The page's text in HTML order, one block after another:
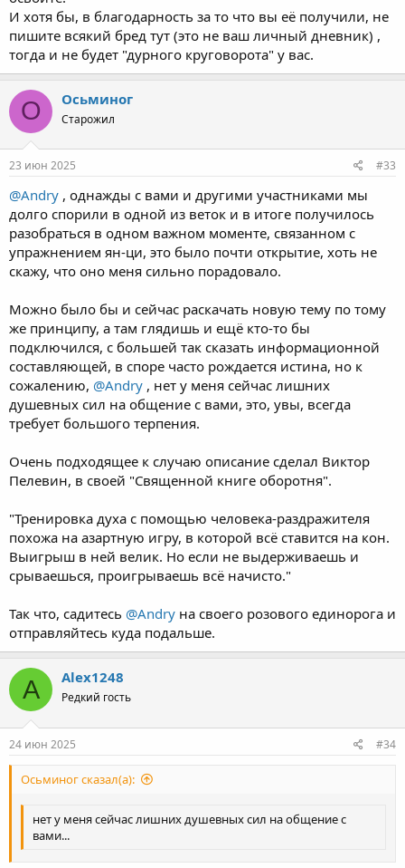
И хотя бы, в благодарность за то что вы её получили, не
пишите всякий бред тут (это не ваш личный дневник) ,
тогда и не будет "дурного круговорота" у вас.
О Осьминог
Старожил
23 июн 2025 #33
@Andry , однажды с вами и другими участниками мы
долго спорили в одной из веток и в итоге получилось
разобраться в одном важном моменте, связанном с
упражнением ян-ци, это было почти открытие, хоть не
скажу, что оно меня сильно порадовало.
Можно было бы и сейчас раскачать новую тему по тому
же принципу, а там глядишь и ещё кто-то бы
подключился, с большей так сказать информационной
составляющей, в споре часто рождается истина, но к
сожалению, @Andry , нет у меня сейчас лишних
душевных сил на общение с вами, это, увы, всегда
требует большого терпения.
Очень подходящее к случаю описание сделал Виктор
Пелевин, в своей "Священной книге оборотня".
"Тренировка духа с помощью человека-раздражителя
похожа на азартную игру, в которой всё ставится на кон.
Выигрыш в ней велик. Но если не выдерживаешь и
срываешься, проигрываешь всё начисто."
Так что, садитесь @Andry на своего розового единорога и
отправляйтесь куда подальше.
A Alex1248
Редкий гость
24 июн 2025 #34
Осьминог сказал(а):
нет у меня сейчас лишних душевных сил на общение с
вами...